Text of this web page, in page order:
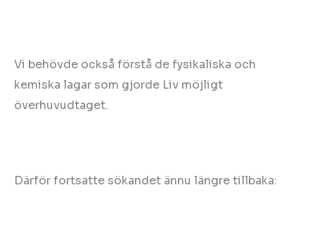
Vi behövde också förstå de fysikaliska och
kemiska lagar som gjorde Liv möjligt
överhuvudtaget.
Därför fortsatte sökandet ännu längre tillbaka: